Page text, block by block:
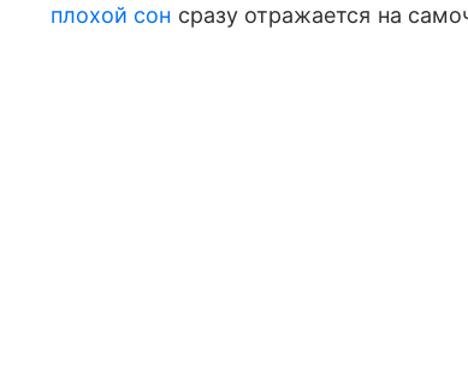
плохой сон сразу отражается на